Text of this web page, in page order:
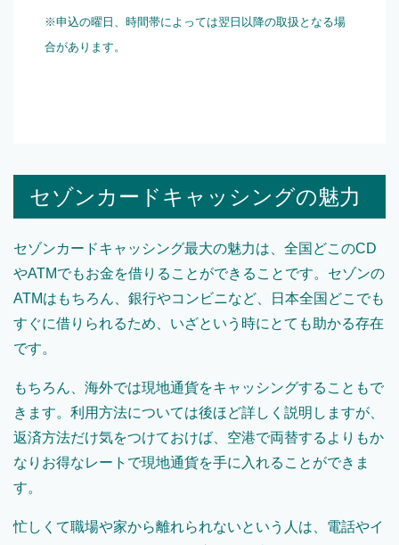
※申込の曜日、時間帯によっては翌日以降の取扱となる場
合があります。
セゾンカードキャッシングの魅力
セゾンカードキャッシング最大の魅力は、全国どこのCD
やATMでもお金を借りることができることです。セゾンの
ATMはもちろん、銀行やコンビニなど、日本全国どこでも
すぐに借りられるため、いざという時にとても助かる存在
です。
もちろん、海外では現地通貨をキャッシングすることもで
きます。利用方法については後ほど詳しく説明しますが、
返済方法だけ気をつけておけば、空港で両替するよりもか
なりお得なレートで現地通貨を手に入れることができま
す。
忙しくて職場や家から離れられないという人は、電話やイ